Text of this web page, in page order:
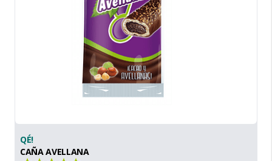
QÉ!
CAÑA AVELLANA